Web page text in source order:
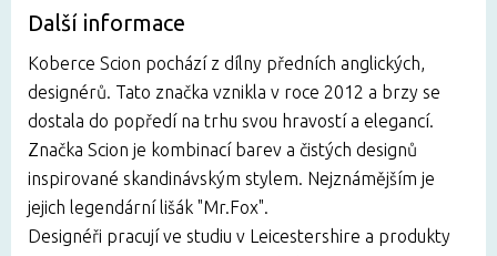
Další informace
Koberce Scion pochází z dílny předních anglických,
designérů. Tato značka vznikla v roce 2012 a brzy se
dostala do popředí na trhu svou hravostí a elegancí.
Značka Scion je kombinací barev a čistých designů
inspirované skandinávským stylem. Nejznámějším je
jejich legendární lišák "Mr.Fox".
Designéři pracují ve studiu v Leicestershire a produkty